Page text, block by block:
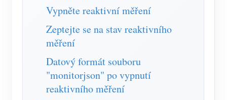
Monitor energie solárního FV systému
Monitor spotřeby elektřiny
Automatizace domácnosti
Tovární energetické monitorování
Ukládat
Zdroje
Dokument
Výukové video
Společenství
Vývojář
Vypněte reaktivní měření
Zeptejte se na stav reaktivního
měření
Datový formát souboru
"monitorjson" po vypnutí
reaktivního měření